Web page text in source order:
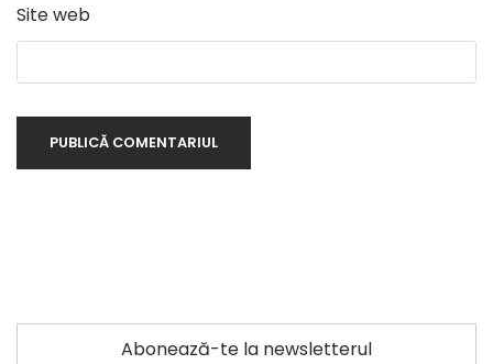
Site web
Abonează-te la newsletterul